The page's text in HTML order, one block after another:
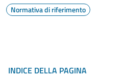
Normativa di riferimento
INDICE DELLA PAGINA